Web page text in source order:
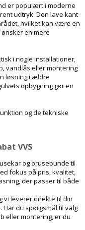
er populært i moderne
udtryk. Den lave kant
hvilket kan være en
en mere
i nogle installationer,
vandlås eller montering
løsning i ældre
opbygning gør en
og de tekniske
VVS
og brusebunde til
fokus på pris, kvalitet,
der passer til både
vi leverer direkte til din
du spørgsmål til valg
eller montering, er du